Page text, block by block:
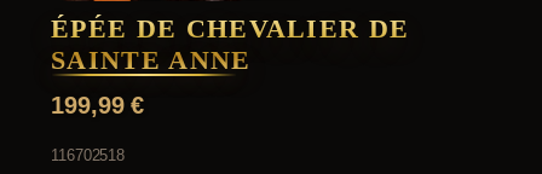
ÉPÉE DE CHEVALIER DE
SAINTE ANNE
199,99€
116702518